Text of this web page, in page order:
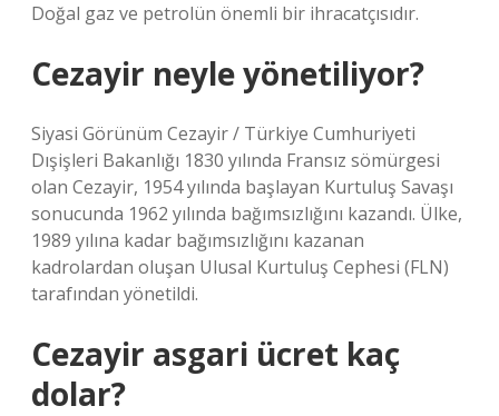
Doğal gaz ve petrolün önemli bir ihracatçısıdır.
Cezayir neyle yönetiliyor?
Siyasi Görünüm Cezayir / Türkiye Cumhuriyeti
Dışişleri Bakanlığı 1830 yılında Fransız sömürgesi
olan Cezayir, 1954 yılında başlayan Kurtuluş Savaşı
sonucunda 1962 yılında bağımsızlığını kazandı. Ülke,
1989 yılına kadar bağımsızlığını kazanan
kadrolardan oluşan Ulusal Kurtuluş Cephesi (FLN)
tarafından yönetildi.
Cezayir asgari ücret kaç
dolar?